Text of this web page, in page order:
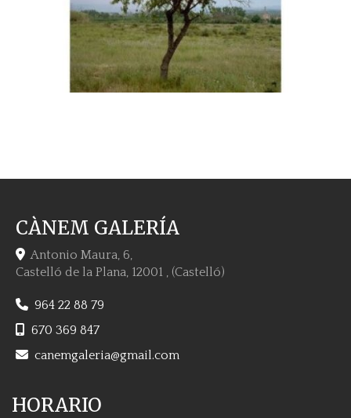
CÀNEM GALERÍA
Antonio Maura, 6,
Castelló de la Plana, 12001 , (Castelló)
964 22 88 79
670 369 847
canemgaleria
gmail.com
HORARIO